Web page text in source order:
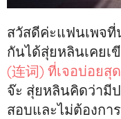
สวัสดีค่ะแฟนเพจที่
กันได้สุ่ยหลินเคยเ
(连词) ที่เจอบ่อยสุ
จ๊ะ สุ่ยหลินคิดว่ามี
สอบและไม่ต้องกา